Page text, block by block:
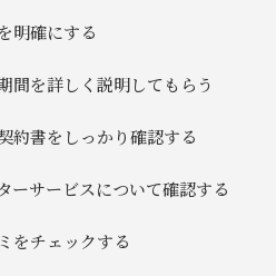
明確にする
間を詳しく説明してもらう
約書をしっかり確認する
ーサービスについて確認する
をチェックする